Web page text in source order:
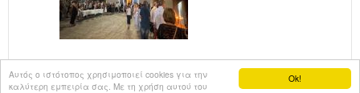
Ok!
Αυτός ο ιστότοπος χρησιμοποιεί cookies για την
καλύτερη εμπειρία σας. Με τη χρήση αυτού του
All rights reservedKalimeraArkadia